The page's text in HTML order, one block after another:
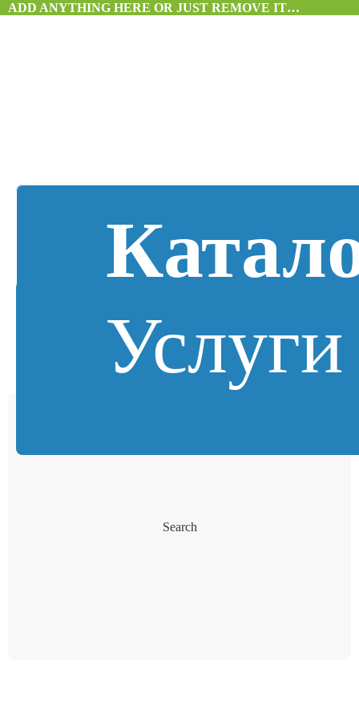
ADD ANYTHING HERE OR JUST REMOVE IT…
Услуги
Search